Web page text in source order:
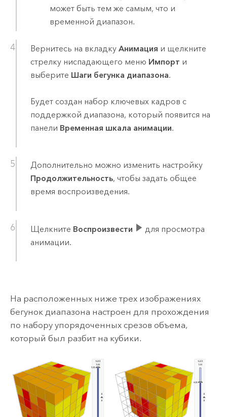
может быть тем же самым, что и
временной диапазон.
Вернитесь на вкладку Анимация и щелкните
стрелку ниспадающего меню Импорт и
выберите Шаги бегунка диапазона.
Будет создан набор ключевых кадров с
поддержкой диапазона, который появится на
панели Временная шкала анимации.
Дополнительно можно изменить настройку
Продолжительность, чтобы задать общее
время воспроизведения.
Щелкните Воспроизвести
для просмотра
анимации.
На расположенных ниже трех изображениях
бегунок диапазона настроен для прохождения
по набору упорядоченных срезов объема,
который был разбит на кубики.